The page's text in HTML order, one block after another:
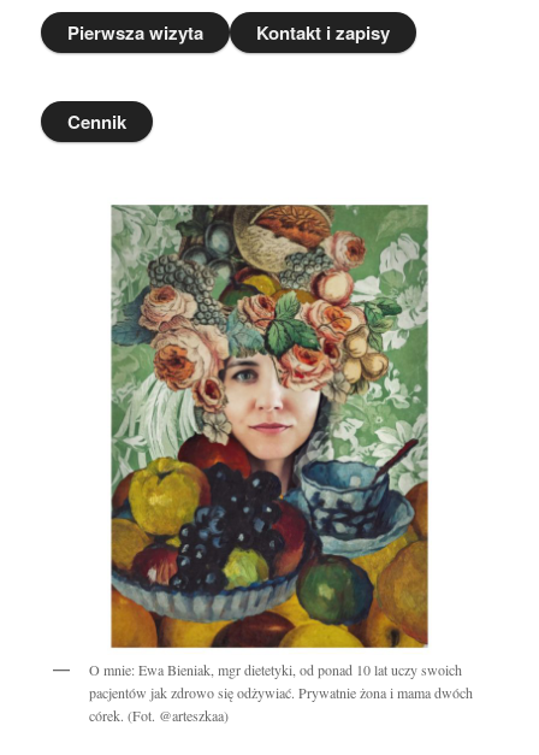
Pierwsza wizyta Kontakt i zapisy
Cennik
O mnie: Ewa Bieniak, mgr dietetyki, od ponad 10 lat uczy swoich
pacjentów jak zdrowo się odżywiać. Prywatnie żona i mama dwóch
córek. (Fot. @arteszkaa)